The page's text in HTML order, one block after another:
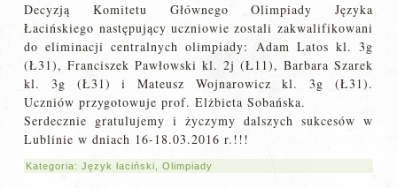
Decyzją Komitetu Głównego Olimpiady Języka
Łacińskiego następujący uczniowie zostali zakwalifikowani
do eliminacji centralnych olimpiady: Adam Latos kl. 3g
(Ł31), Franciszek Pawłowski kl. 2j (Ł11), Barbara Szarek
kl. 3g (Ł31) i Mateusz Wojnarowicz kl. 3g (Ł31).
Uczniów przygotowuje prof. Elżbieta Sobańska.
Serdecznie gratulujemy i życzymy dalszych sukcesów w
Lublinie w dniach 16-18.03.2016 r.!!!
Kategoria:Język łaciński,Olimpiady